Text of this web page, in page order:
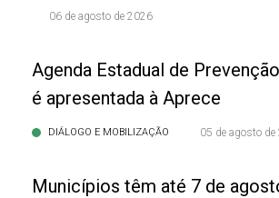
06 de agosto de 2026
Agenda Estadual de
é apresentada à Aprece
DIÁLOGO E MOBILIZAÇÃO 05 de agosto
Municípios têm até 7 de